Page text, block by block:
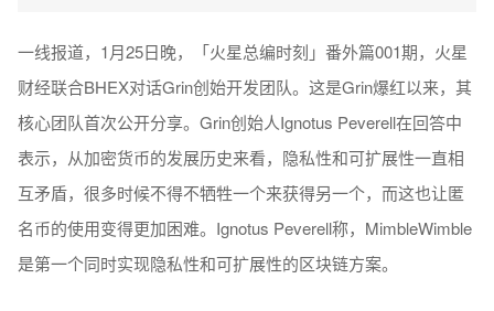
一线报道，1月25日晚，「火星总编时刻」番外篇001期，火星
财经联合BHEX对话Grin创始开发团队。这是Grin爆红以来，其
核心团队首次公开分享。Grin创始人Ignotus Peverell在回答中
表示，从加密货币的发展历史来看，隐私性和可扩展性一直相
互矛盾，很多时候不得不牺牲一个来获得另一个，而这也让匿
名币的使用变得更加困难。Ignotus Peverell称，MimbleWimble
是第一个同时实现隐私性和可扩展性的区块链方案。